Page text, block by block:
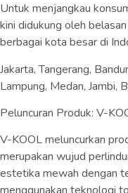
Untuk menjangkau
kini didukung oleh
berbagai kota besar di
Jakarta, Tangerang,
Lampung, Medan, Jambi,
Peluncuran Produk: V-
V-KOOL meluncurkan
merupakan wujud
estetika mewah dengan